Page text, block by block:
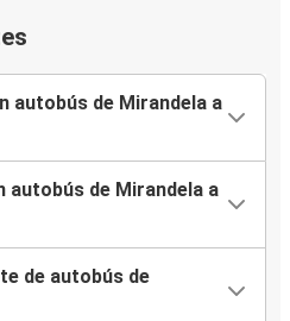
autobús de Mirandela a
autobús de Mirandela a
de autobús de